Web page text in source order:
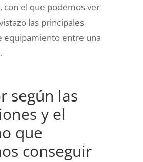
, con el que podemos ver
las principales
equipamiento entre una
según las
y el
que
conseguir